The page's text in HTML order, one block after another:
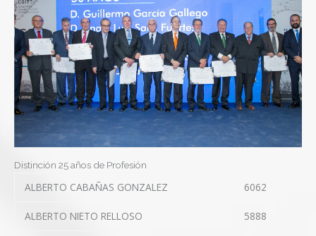
Distinción 25 años de Profesión
ALBERTO CABAÑAS GONZALEZ 6062
ALBERTO NIETO RELLOSO 5888